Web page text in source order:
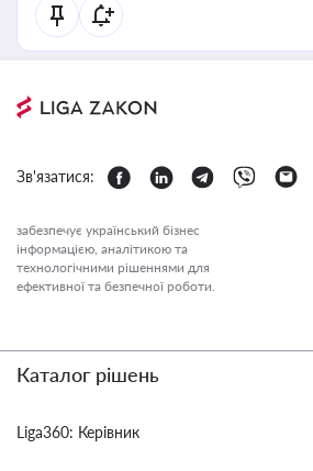
Зв'язатися:
забезпечує український бізнес
інформацією, аналітикою та
технологічними рішеннями для
ефективної та безпечної роботи.
Каталог рішень
Liga360: Керівник